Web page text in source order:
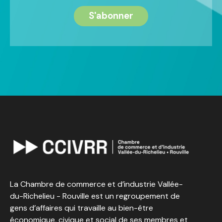
La Chambre de commerce et d’industrie Vallée-
du-Richelieu - Rouville est un regroupement de
gens d’affaires qui travaille au bien-être
économique, civique et social de ses membres et